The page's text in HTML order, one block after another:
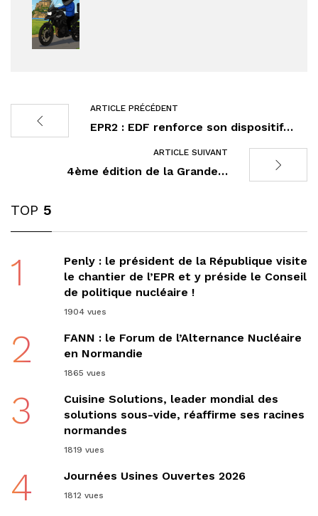
ARTICLE PRÉCÉDENT
EPR2 : EDF renforce son dispositif…
ARTICLE SUIVANT
4ème édition de la Grande…
TOP 5
1
Penly : le président de la République visite
le chantier de l’EPR et y préside le Conseil
de politique nucléaire !
1904 vues
2
FANN : le Forum de l’Alternance Nucléaire
en Normandie
1865 vues
3
Cuisine Solutions, leader mondial des
solutions sous-vide, réaffirme ses racines
normandes
1819 vues
4 Journées Usines Ouvertes 2026
1812 vues